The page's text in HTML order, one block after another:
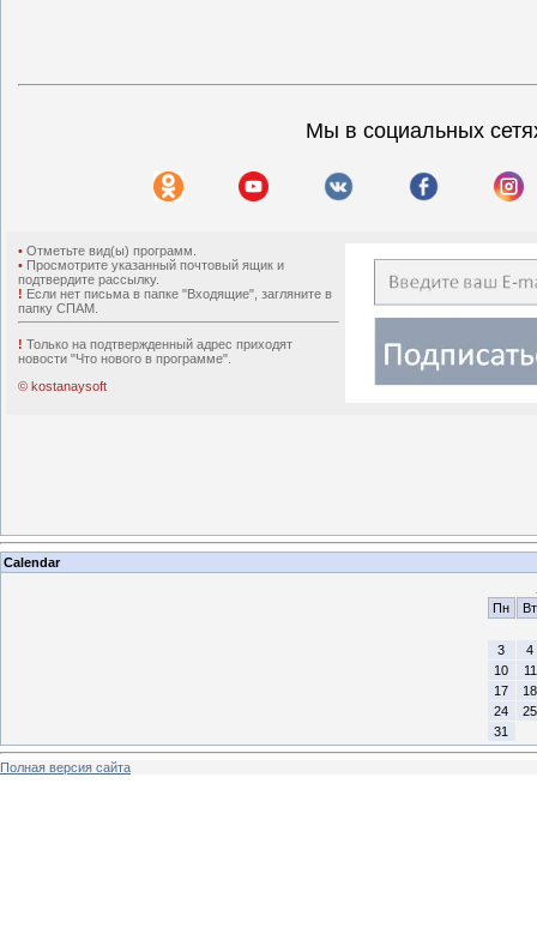
Мы в социальных
• Отметьте вид(ы) программ.
• Просмотрите указанный почтовый ящик и
подтвердите рассылку.
! Если нет письма в папке "Входящие", загляните в
папку СПАМ.
! Только на подтвержденный адрес приходят
новости "Что нового в программе".
© kostanaysoft
Calendar
Пн
Вт
3
4
10
11
17
18
24
25
31
Полная версия сайта